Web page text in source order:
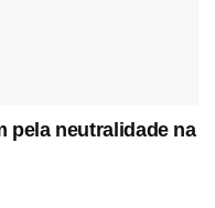
pela neutralidade na